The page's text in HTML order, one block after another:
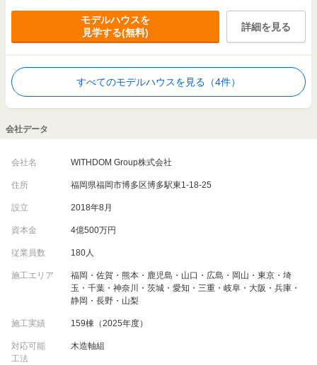
モデルハウスを
見学する(無料)
詳細を見る
すべてのモデルハウスを見る（4件）
会社データ
会社名 WITHDOM Group株式会社
住所 福岡県福岡市博多区博多駅東1-18-25
設立 2018年8月
資本金 4億500万円
従業員数 180人
施工エリア
福岡・佐賀・熊本・鹿児島・山口・広島・岡山・東京・埼
玉・千葉・神奈川・茨城・愛知・三重・岐阜・大阪・兵庫・
静岡・長野・山梨
施工実績 159棟（2025年度）
対応可能
工法
木造軸組